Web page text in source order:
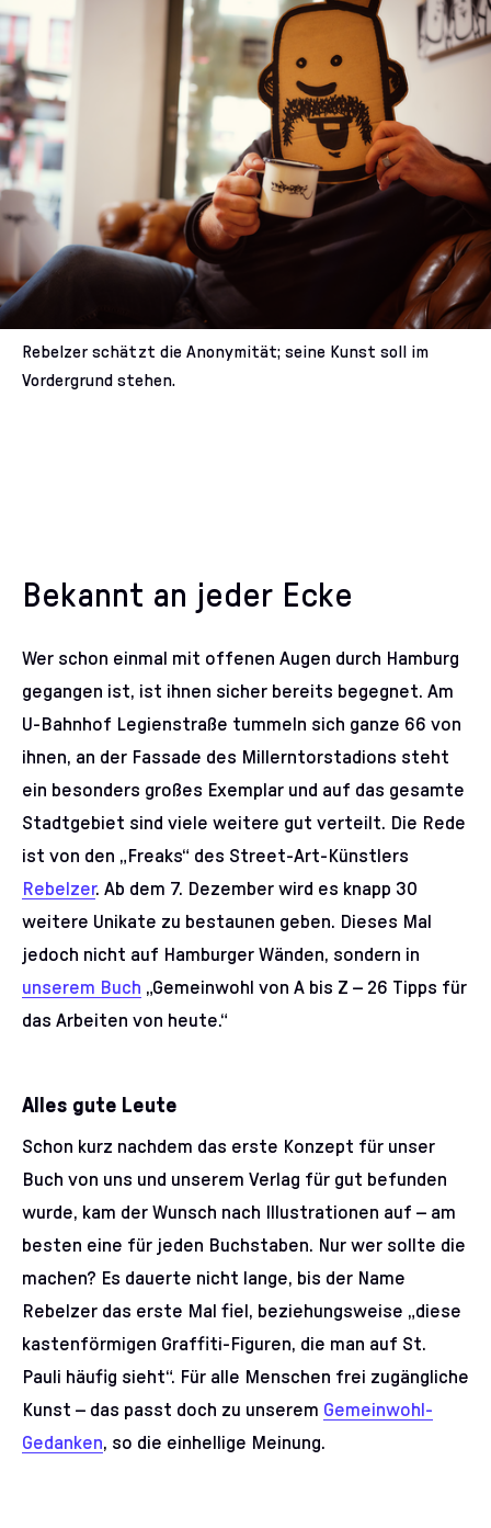
Rebelzer schätzt die Anonymität; seine Kunst soll im
Vordergrund stehen.
Bekannt an jeder Ecke
Wer schon einmal mit offenen Augen durch Hamburg
gegangen ist, ist ihnen sicher bereits begegnet. Am
U-Bahnhof Legienstraße tummeln sich ganze 66 von
ihnen, an der Fassade des Millerntorstadions steht
ein besonders großes Exemplar und auf das gesamte
Stadtgebiet sind viele weitere gut verteilt. Die Rede
ist von den „Freaks“ des Street-Art-Künstlers
Rebelzer. Ab dem 7. Dezember wird es knapp 30
weitere Unikate zu bestaunen geben. Dieses Mal
jedoch nicht auf Hamburger Wänden, sondern in
unserem Buch „Gemeinwohl von A bis Z – 26 Tipps für
das Arbeiten von heute.“
Alles gute Leute
Schon kurz nachdem das erste Konzept für unser
Buch von uns und unserem Verlag für gut befunden
wurde, kam der Wunsch nach Illustrationen auf – am
besten eine für jeden Buchstaben. Nur wer sollte die
machen? Es dauerte nicht lange, bis der Name
Rebelzer das erste Mal fiel, beziehungsweise „diese
kastenförmigen Graffiti-Figuren, die man auf St.
Pauli häufig sieht“. Für alle Menschen frei zugängliche
Kunst – das passt doch zu unserem Gemeinwohl-
Gedanken, so die einhellige Meinung.